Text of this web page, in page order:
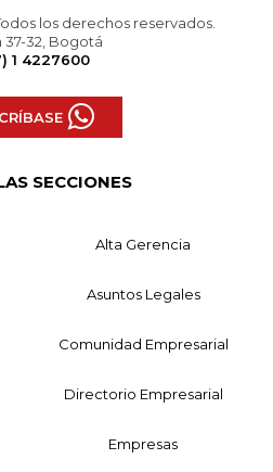
los derechos reservados.
37-32, Bogotá
1 4227600
SECCIONES
Alta Gerencia
Asuntos Legales
Comunidad Empresarial
Directorio Empresarial
Empresas